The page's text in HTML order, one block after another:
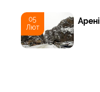
05
Лют
Арені